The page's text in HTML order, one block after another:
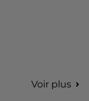
Voir plus